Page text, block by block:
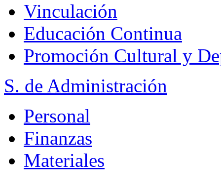
Vinculación
Educación Continua
Promoción Cultural y
S. de Administración
Personal
Finanzas
Materiales